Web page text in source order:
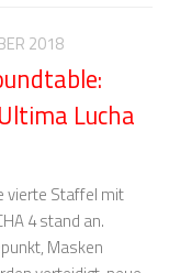
2018
Lucha
vierte Staffel mit
4 stand an.
Masken